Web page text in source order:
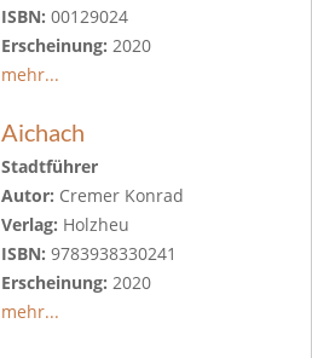
ISBN: 00129024
Erscheinung: 2020
mehr...
Aichach
Stadtführer
Autor: Cremer Konrad
Verlag: Holzheu
ISBN: 9783938330241
Erscheinung: 2020
mehr...